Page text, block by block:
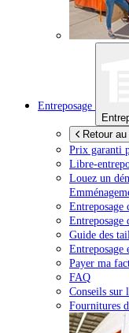
Entreposage
Retour
Prix garanti
Libre-
Louez un
Entreposage
Entreposage
Guide des
Entreposage
Payer ma
FAQ
Conseils sur
Fournitures